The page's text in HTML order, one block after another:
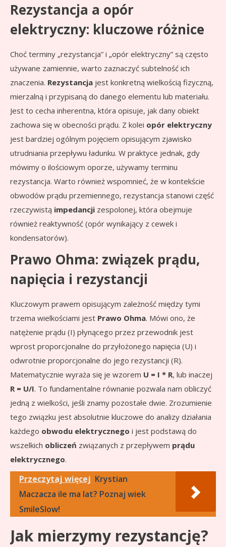
Rezystancja a opór
elektryczny: kluczowe różnice
Choć terminy „rezystancja” i „opór elektryczny” są często
używane zamiennie, warto zaznaczyć subtelność ich
znaczenia. Rezystancja jest konkretną wielkością fizyczną,
mierzalną i przypisaną do danego elementu lub materiału.
Jest to cecha inherentna, która opisuje, jak dany obiekt
zachowa się w obecności prądu. Z kolei opór elektryczny
jest bardziej ogólnym pojęciem opisującym zjawisko
utrudniania przepływu ładunku. W praktyce jednak, gdy
mówimy o ilościowym oporze, używamy terminu
rezystancja. Warto również wspomnieć, że w kontekście
obwodów prądu przemiennego, rezystancja stanowi część
rzeczywistą impedancji zespolonej, która obejmuje
również reaktywność (opór wynikający z cewek i
kondensatorów).
Prawo Ohma: związek prądu,
napięcia i rezystancji
Kluczowym prawem opisującym zależność między tymi
trzema wielkościami jest Prawo Ohma. Mówi ono, że
natężenie prądu (I) płynącego przez przewodnik jest
wprost proporcjonalne do przyłożonego napięcia (U) i
odwrotnie proporcjonalne do jego rezystancji (R).
Matematycznie wyraża się je wzorem U = I * R, lub inaczej
R = U/I. To fundamentalne równanie pozwala nam obliczyć
jedną z wielkości, jeśli znamy pozostałe dwie. Zrozumienie
tego związku jest absolutnie kluczowe do analizy działania
każdego obwodu elektrycznego i jest podstawą do
wszelkich obliczeń związanych z przepływem prądu
elektrycznego.
Przeczytaj więcej Krystian
Maczacza ile ma lat? Poznaj wiek
SmileSlow!
Jak mierzymy rezystancję?